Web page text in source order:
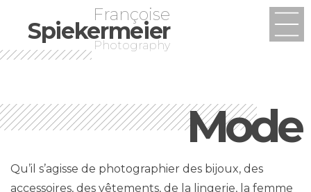
Mode
Qu’il s’agisse de photographier des bijoux, des
accessoires, des vêtements, de la lingerie, la femme
Françoise
Spiekermeier
Photography